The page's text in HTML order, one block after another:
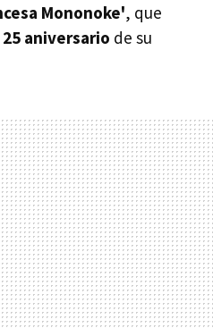
Mononoke', que
25 aniversario de su